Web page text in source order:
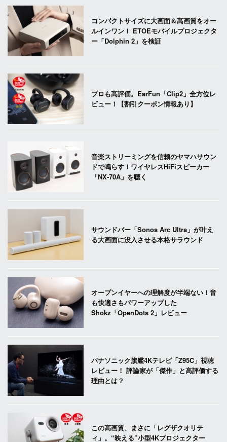
コンパクトサイズに大画面＆高画質をオー
ルインワン！ ETOEモバイルプロジェクタ
ー「Dolphin 2」を検証
プロも高評価。EarFun「Clip2」全方位レ
ビュー！【割引クーポン情報あり】
音楽ストリーミングを信頼のヤマハサウン
ドで鳴らす！ワイヤレスHiFiスピーカー
「NX-70A」を聴く
サウンドバー「Sonos Arc Ultra」が叶え
る大画面に没入させる本格サラウンド
オープンイヤーへの理解度が半端ない！音
も快適さもパワーアップした
Shokz「OpenDots 2」レビュー
パナソニック旗艦4Kテレビ「Z95C」視聴
レビュー！ 評論家が「傑作」と高評価する
理由とは？
この高画質、まさに「レグザクオリテ
ィ」。“映える”小型4Kプロジェクター